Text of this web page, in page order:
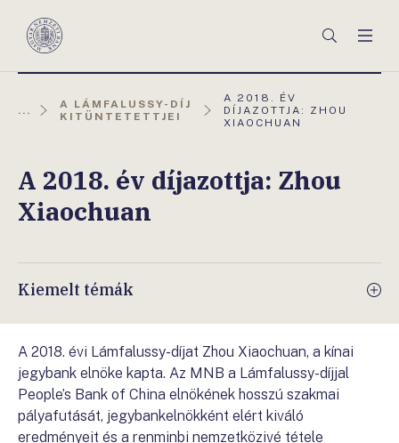
Magyar
Keresés
...
A LÁMFALUSSY-DÍJ
KITÜNTETETTJEI
AKTUÁLIS
OLDAL:
A 2018. ÉV
DÍJAZOTTJA: ZHOU
XIAOCHUAN
A 2018. év díjazottja: Zhou
Xiaochuan
Kiemelt témák
A 2018. évi Lámfalussy-díjat Zhou Xiaochuan, a kínai
jegybank elnöke kapta. Az MNB a Lámfalussy-díjjal
People’s Bank of China elnökének hosszú szakmai
pályafutását, jegybankelnökként elért kiváló
eredményeit és a renminbi nemzetközivé tétele